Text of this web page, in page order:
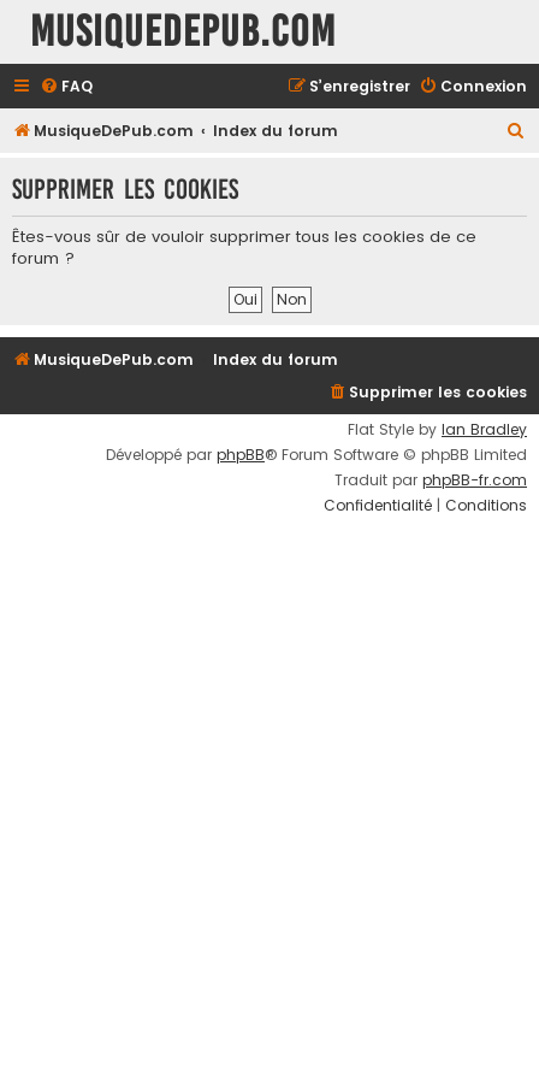
MusiqueDePub.com
FAQ Connexion
S’enregistrer
MusiqueDePub.com Index du forum
h
r
Supprimer les cookies
Êtes-vous sûr de vouloir supprimer tous les cookies de ce
forum ?
MusiqueDePub.com
Index du forum
Supprimer les cookies
Flat Style by Ian Bradley
Développé par phpBB® Forum Software © phpBB Limited
Traduit par phpBB-fr.com
Confidentialité | Conditions